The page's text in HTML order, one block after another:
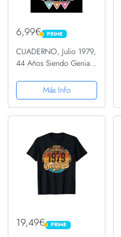
6,99€ PRIME
PRIME
CUADERNO, Julio 1979,
44 Años Siendo Genial:
cuaderno, 110 páginas
de felicitaciones, idea
de regalo, regalo Para la
Más Info
19,49€ PRIME
PRIME